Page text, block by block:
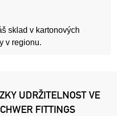
sklad v kartonových
v regionu.
UDRŽITELNOST VE
FITTINGS